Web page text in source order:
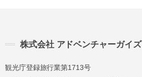
株式会社 アドベンチャーガイズ
観光庁登録旅行業第1713号